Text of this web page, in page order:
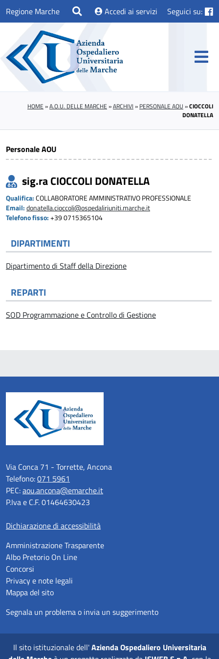
Regione Marche Accedi ai servizi Seguici su:
HOME »A.O.U. DELLE MARCHE »ARCHIVI » PERSONALE AOU »CIOCCOLI
DONATELLA
Personale AOU
sig.ra CIOCCOLI DONATELLA
Qualifica: COLLABORATORE AMMINISTRATIVO PROFESSIONALE
Email: donatella.cioccoli@ospedaliriuniti.marche.it
Telefono fisso: +39 0715365104
DIPARTIMENTI
Dipartimento di Staff della Direzione
REPARTI
SOD Programmazione e Controllo di Gestione
Via Conca 71 - Torrette, Ancona
Telefono:071 5961
PEC:aou.ancona@emarche.it
P.Iva e C.F. 01464630423
Dichiarazione di accessibilità
Amministrazione Trasparente
Albo Pretorio On Line
Concorsi
Privacy e note legali
Mappa del sito
Segnala un problema o invia un suggerimento
Il sito istituzionale dell'Azienda Ospedaliero Universitaria